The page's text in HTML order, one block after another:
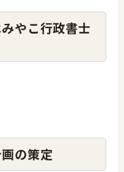
やこ行政書士
の策定